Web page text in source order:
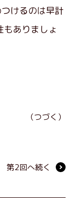
けるのは早計
もありましょ
（つづく）
第2回へ続く